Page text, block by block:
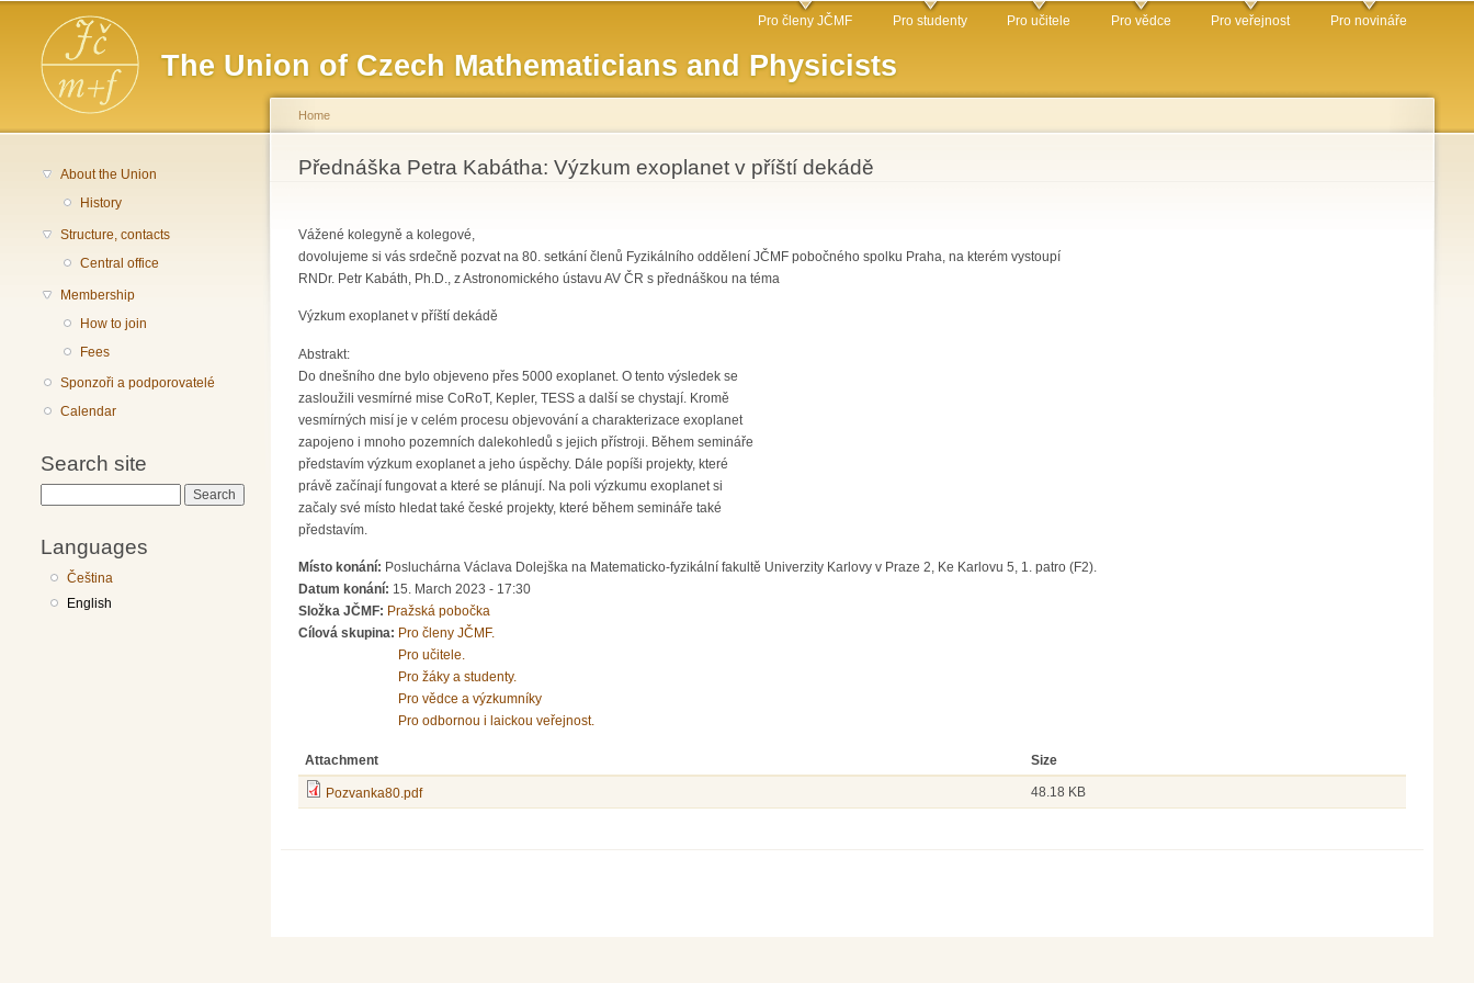
The Union of Czech Mathematicians and Physicists
Main menu Pro členy JČMF Pro studenty Pro učitele Pro vědce Pro veřejnost Pro novináře
About the Union
History
Structure, contacts
Central office
Membership
How to join
Fees
Sponzoři a podporovatelé
Calendar
Search site
Languages
Čeština
English
You are here
Home
Přednáška Petra Kabátha: Výzkum exoplanet v příští dekádě
Vážené kolegyně a kolegové,
dovolujeme si vás srdečně pozvat na 80. setkání členů Fyzikálního oddělení JČMF pobočného spolku Praha, na kterém vystoupí
RNDr. Petr Kabáth, Ph.D., z Astronomického ústavu AV ČR s přednáškou na téma
Výzkum exoplanet v příští dekádě
Abstrakt:
Do dnešního dne bylo objeveno přes 5000 exoplanet. O tento výsledek se
zasloužili vesmírné mise CoRoT, Kepler, TESS a další se chystají. Kromě
vesmírných misí je v celém procesu objevování a charakterizace exoplanet
zapojeno i mnoho pozemních dalekohledů s jejich přístroji. Během semináře
představím výzkum exoplanet a jeho úspěchy. Dále popíši projekty, které
právě začínají fungovat a které se plánují. Na poli výzkumu exoplanet si
začaly své místo hledat také české projekty, které během semináře také
představím.
Místo konání: Posluchárna Václava Dolejška na Matematicko-fyzikální fakultě Univerzity Karlovy v Praze 2, Ke Karlovu 5, 1. patro (F2).
Datum konání: 15. March 2023 - 17:30
Složka JČMF: Pražská pobočka
Cílová skupina: Pro členy JČMF.
Pro učitele.
Pro žáky a studenty.
Pro vědce a výzkumníky
Pro odbornou i laickou veřejnost.
Attachment Size
Pozvanka80.pdf 48.18 KB